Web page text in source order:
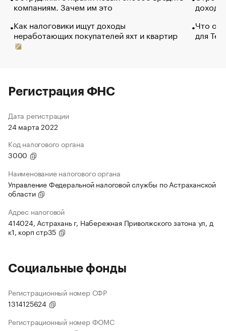
компаниям. Зачем им это
Как налоговики ищут доходы
неработающих покупателей яхт и квартир
Что
для
Регистрация ФНС
Дата регистрации
24 марта 2022
Код налогового органа
3000
Наименование налогового органа
Управление Федеральной налоговой службы по Астраханской
области
Адрес налоговой
414024, Астрахань г, Набережная Приволжского затона ул, д
к1, корп стр35
Социальные фонды
Регистрационный номер СФР
1314125624
Регистрационный номер ФОМС